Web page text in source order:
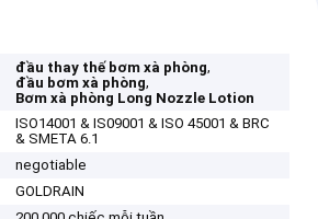
đầu thay thế bơm xà phòng,
đầu bơm xà phòng,
Bơm xà phòng Long Nozzle Lotion
ISO14001 & IS09001 & ISO 45001 & BRC
& SMETA 6.1
negotiable
GOLDRAIN